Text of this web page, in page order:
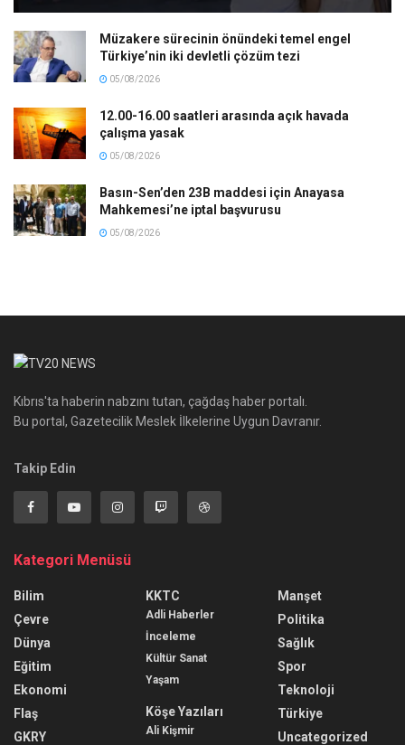
Müzakere sürecinin önündeki temel engel
Türkiye’nin iki devletli çözüm tezi
05/08/2026
12.00-16.00 saatleri arasında açık havada
çalışma yasak
05/08/2026
Basın-Sen’den 23B maddesi için Anayasa
Mahkemesi’ne iptal başvurusu
05/08/2026
Kıbrıs'ta haberin nabzını tutan, çağdaş haber portalı.
Bu portal, Gazetecilik Meslek İlkelerine Uygun Davranır.
Takip Edin
Kategori Menüsü
Bilim
Çevre
Dünya
Eğitim
Ekonomi
Flaş
GKRY
KKTC
Adli Haberler
İnceleme
Kültür Sanat
Yaşam
Köşe Yazıları
Ali Kişmir
Manşet
Politika
Sağlık
Spor
Teknoloji
Türkiye
Uncategorized